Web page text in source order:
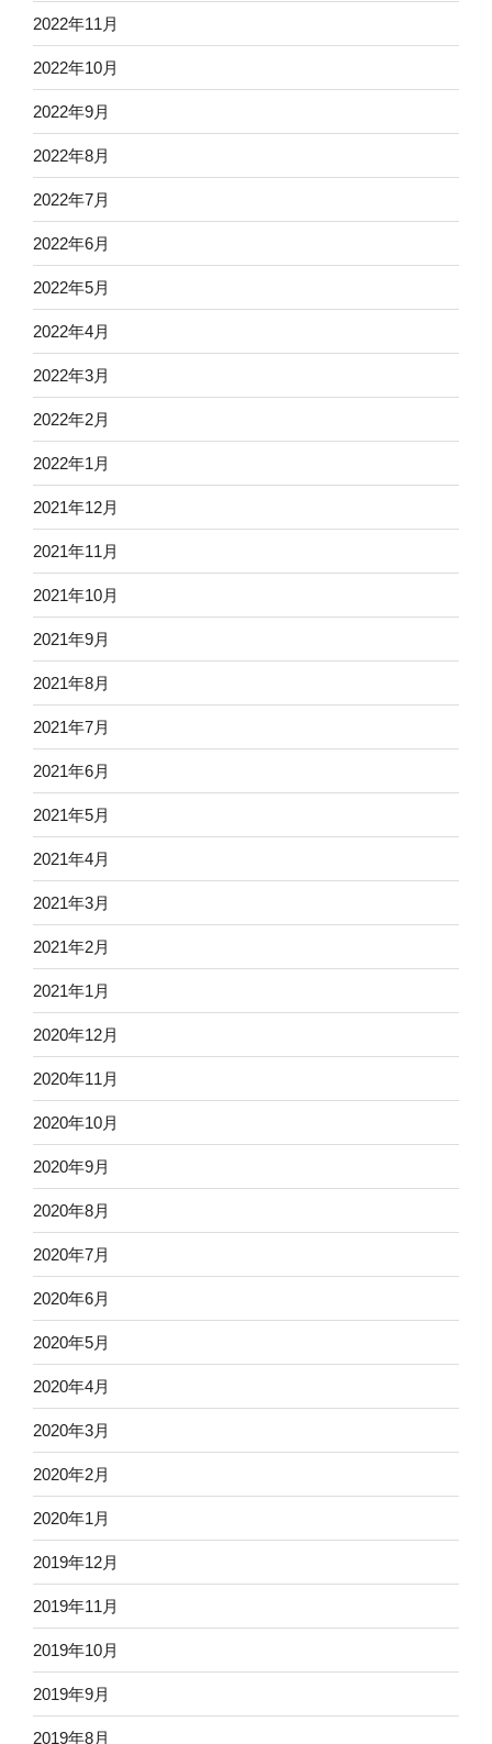
2022年11月
2022年10月
2022年9月
2022年8月
2022年7月
2022年6月
2022年5月
2022年4月
2022年3月
2022年2月
2022年1月
2021年12月
2021年11月
2021年10月
2021年9月
2021年8月
2021年7月
2021年6月
2021年5月
2021年4月
2021年3月
2021年2月
2021年1月
2020年12月
2020年11月
2020年10月
2020年9月
2020年8月
2020年7月
2020年6月
2020年5月
2020年4月
2020年3月
2020年2月
2020年1月
2019年12月
2019年11月
2019年10月
2019年9月
2019年8月